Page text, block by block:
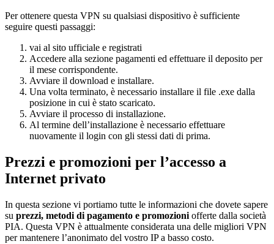
Per ottenere questa VPN su qualsiasi dispositivo è sufficiente
seguire questi passaggi:
vai al sito ufficiale e registrati
Accedere alla sezione pagamenti ed effettuare il deposito per
il mese corrispondente.
Avviare il download e installare.
Una volta terminato, è necessario installare il file .exe dalla
posizione in cui è stato scaricato.
Avviare il processo di installazione.
Al termine dell’installazione è necessario effettuare
nuovamente il login con gli stessi dati di prima.
Prezzi e promozioni per l’accesso a
Internet privato
In questa sezione vi portiamo tutte le informazioni che dovete sapere
su prezzi, metodi di pagamento e promozioni offerte dalla società
PIA. Questa VPN è attualmente considerata una delle migliori VPN
per mantenere l’anonimato del vostro IP a basso costo.